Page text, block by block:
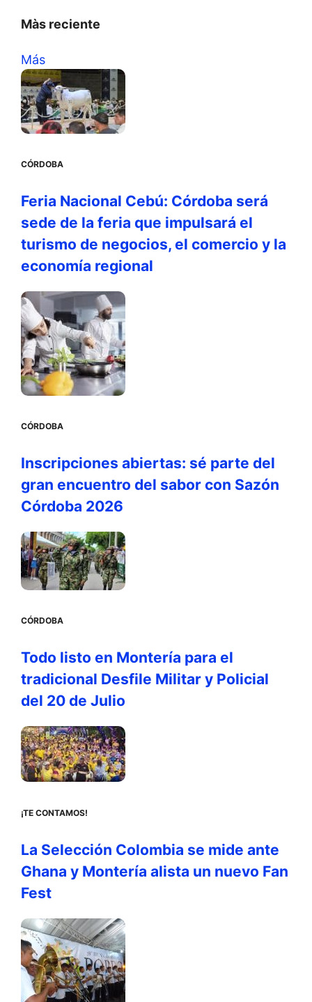
Màs reciente
Más
CÓRDOBA
Feria Nacional Cebú: Córdoba será
sede de la feria que impulsará el
turismo de negocios, el comercio y la
economía regional
CÓRDOBA
Inscripciones abiertas: sé parte del
gran encuentro del sabor con Sazón
Córdoba 2026
CÓRDOBA
Todo listo en Montería para el
tradicional Desfile Militar y Policial
del 20 de Julio
¡TE CONTAMOS!
La Selección Colombia se mide ante
Ghana y Montería alista un nuevo Fan
Fest